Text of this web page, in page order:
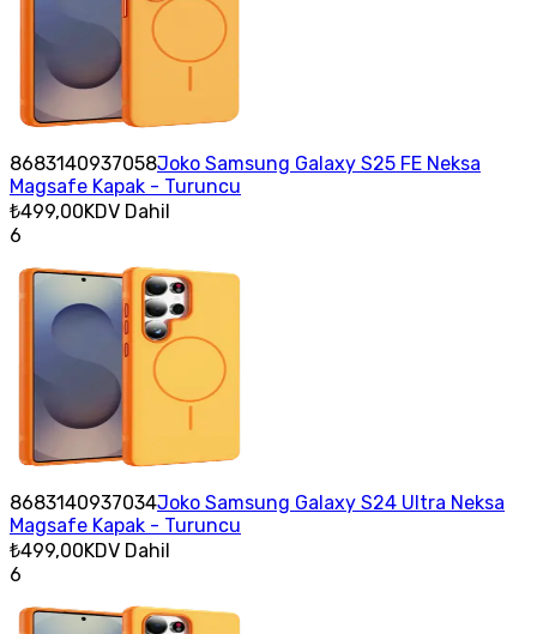
8683140937058Joko Samsung Galaxy S25 FE Neksa
Magsafe Kapak - Turuncu
₺499,00KDV Dahil
6
8683140937034Joko Samsung Galaxy S24 Ultra Neksa
Magsafe Kapak - Turuncu
₺499,00KDV Dahil
6